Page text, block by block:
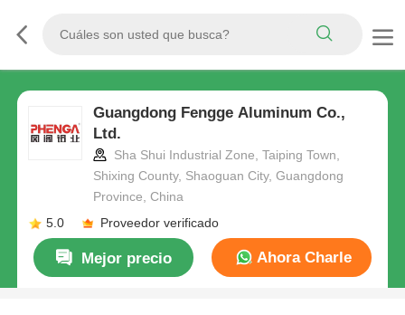
Guangdong Fengge Aluminum Co.,
Ltd.
Sha Shui Industrial Zone, Taiping Town,
Shixing County, Shaoguan City, Guangdong
Province, China
5.0
Proveedor verificado
Mejor precio Ahora Charle